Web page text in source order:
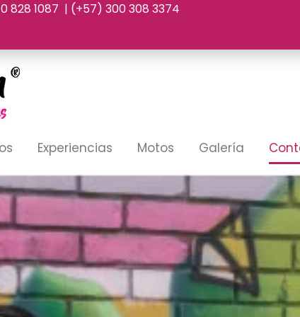
828 1087 | (+57) 300 308 3374
Experiencias Motos Galería